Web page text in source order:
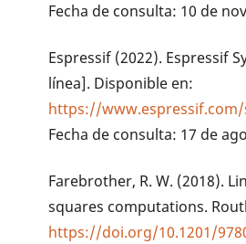
Fecha de consulta: 10 de
Espressif (2022). Espressif
línea]. Disponible en:
https://
Fecha de consulta: 17 de
Farebrother, R. W. (2018).
squares computations.
https://doi.org/10.1201/